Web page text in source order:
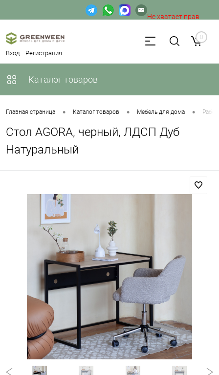
Вход Регистрация
Не хватает прав
доступа к веб-форме. 0
Каталог товаров
Главная страница • Каталог товаров • Мебель для дома •
Стол AGORA, черный, ЛДСП Дуб
Натуральный